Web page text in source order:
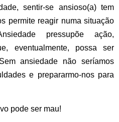
sentir-se ansioso(a) tem
permite reagir numa situação
pressupõe ação,
eventualmente, possa ser
ansiedade não seríamos
e prepararmo-nos para
pode ser mau!